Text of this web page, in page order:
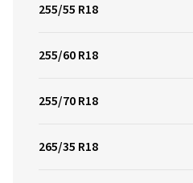
255/55 R18
255/60 R18
255/70 R18
265/35 R18